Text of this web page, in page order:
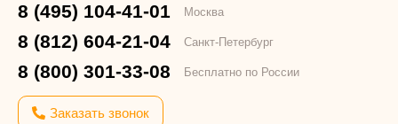
8 (495) 104-41-01 Москва
8 (812) 604-21-04 Санкт-Петербург
8 (800) 301-33-08 Бесплатно по России
Заказать звонок